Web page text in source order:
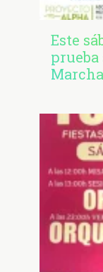
Este